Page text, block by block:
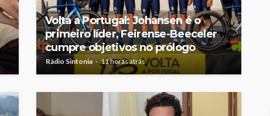
Volta a Portugal: Johansen é o
primeiro líder, Feirense-Beeceler
cumpre objetivos no prólogo
Rádio Sintonia 11 horas atrás